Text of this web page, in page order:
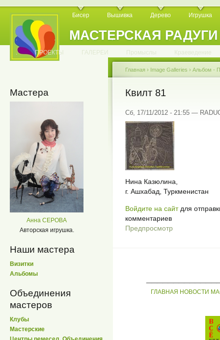
МАСТЕРСКАЯ РАДУГИ
Бисер Вышивка Дерево Игрушка
. . . . . . . . . . .
. ПРОЕКТЫ ГАЛЕРЕИ Промыслы Краеведение
Мастера
Анна СЕРОВА
Авторская игрушка.
Наши мастера
Визитки
Альбомы
Объединения
мастеров
Клубы
Мастерские
Главная › Image Galleries › Альбом -
Квилт 81
Сб, 17/11/2012 - 21:55 —
Нина Казюлина,
г. Ашхабад, Туркменистан
Войдите на сайтдля
комментариев
Предпросмотр
ГЛАВНАЯ НОВОСТИ